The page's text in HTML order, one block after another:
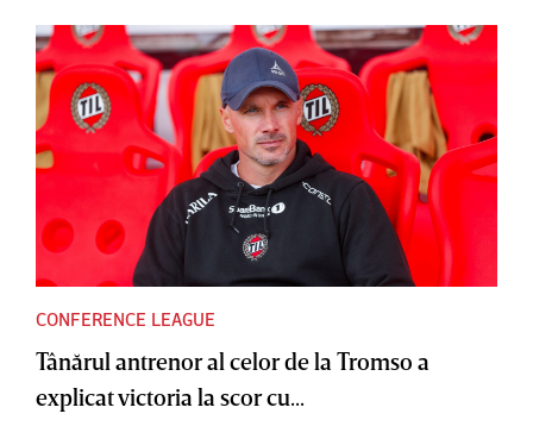
CONFERENCE LEAGUE
Tânărul antrenor al celor de la Tromso a
explicat victoria la scor cu...